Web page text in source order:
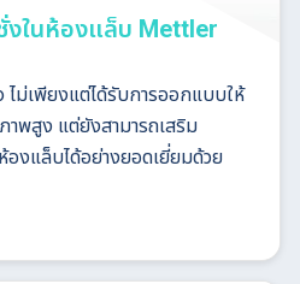
งในห้องแล็บ Mettler
ม่เพียงแต่ได้รับการออกแบบให้
าพสูง แต่ยังสามารถเสริม
องแล็บได้อย่างยอดเยี่ยมด้วย